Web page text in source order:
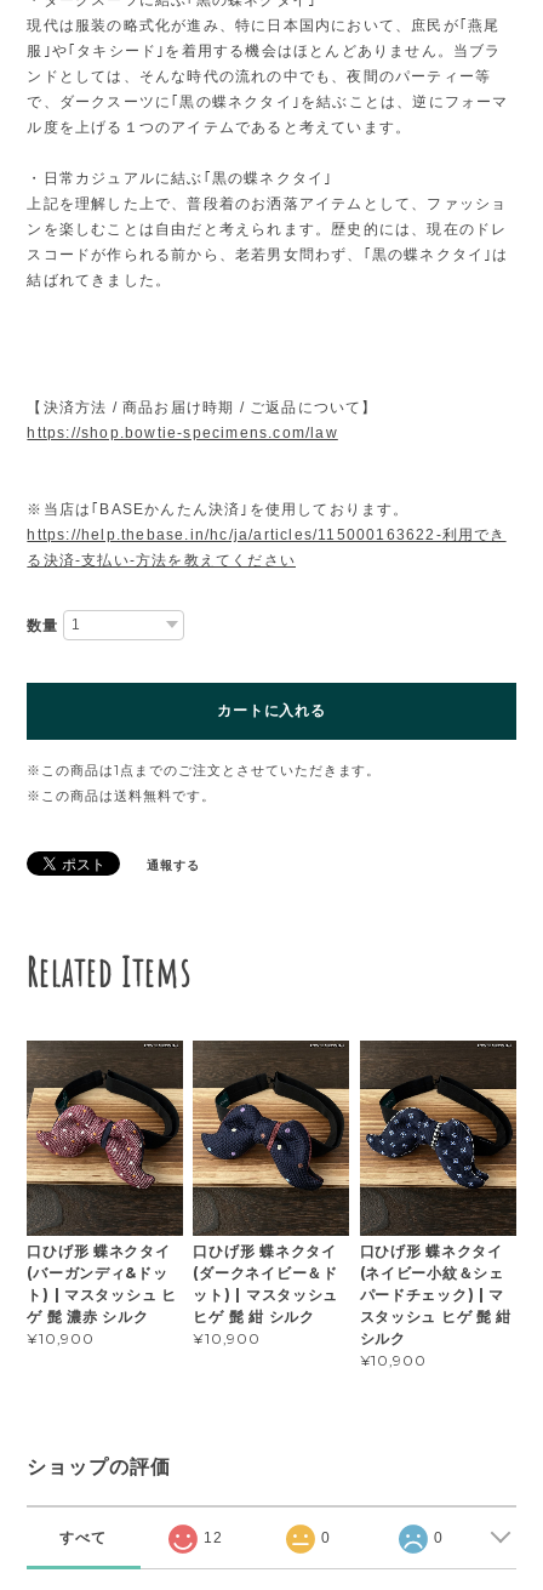
現代は服装の略式化が進み、特に日本国内において、庶民が｢燕尾
服｣や｢タキシード｣を着用する機会はほとんどありません。当ブラ
ンドとしては、そんな時代の流れの中でも、夜間のパーティー等
で、ダークスーツに｢黒の蝶ネクタイ｣を結ぶことは、逆にフォーマ
ル度を上げる１つのアイテムであると考えています。
・日常カジュアルに結ぶ｢黒の蝶ネクタイ｣
上記を理解した上で、普段着のお洒落アイテムとして、ファッショ
ンを楽しむことは自由だと考えられます。歴史的には、現在のドレ
スコードが作られる前から、老若男女問わず、｢黒の蝶ネクタイ｣は
結ばれてきました。
【決済方法 / 商品お届け時期 / ご返品について】
https://shop.bowtie-specimens.com/law
※当店は｢BASEかんたん決済｣を使用しております。
https://help.thebase.in/hc/ja/articles/115000163622-利用でき
る決済-支払い-方法を教えてください
数量
カートに入れる
※この商品は1点までのご注文とさせていただきます。
※この商品は送料無料です。
通報する
Related Items
口ひげ形 蝶ネクタイ
(バーガンディ&ドッ
ト) | マスタッシュ ヒ
ゲ 髭 濃赤 シルク
¥10,900
口ひげ形 蝶ネクタイ
(ダークネイビー＆ド
ット) | マスタッシュ
ヒゲ 髭 紺 シルク
¥10,900
口ひげ形 蝶ネクタイ
(ネイビー小紋＆シェ
パードチェック) | マ
スタッシュ ヒゲ 髭 紺
シルク
¥10,900
ショップの評価
すべて 12 0 0